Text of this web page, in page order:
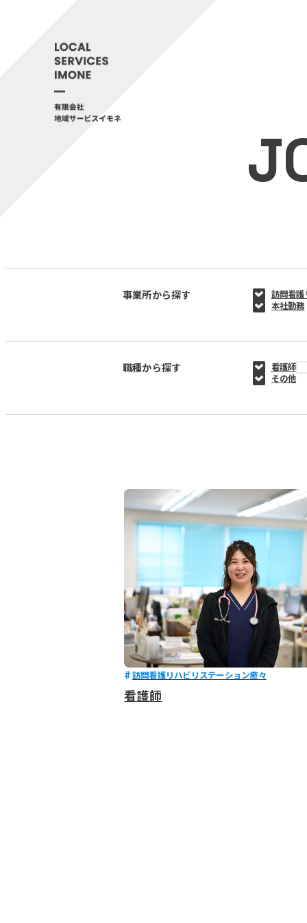
事業所から探す
訪問看
本社勤務
職種から探す
看護師
その他
訪問看護リハビリステーション癒々
看護師